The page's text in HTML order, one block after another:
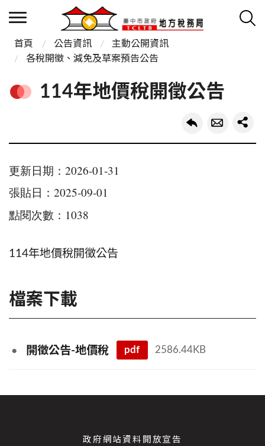
首頁 公告資訊
主動公開資訊
各稅開徵、減免及草案預告公告
114年地價稅開徵公告
更新日期：2026-01-31
張貼日：2025-09-01
點閱次數：1038
114年地價稅開徵公告
檔案下載
開徵公告-地價稅 pdf 2586.44KB
政府網站資料開放宣告